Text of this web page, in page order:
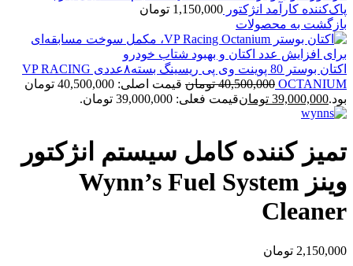
پاک‌کننده کارآمد انژکتور 1,150,000 تومان
بازگشت به محصولات
اکتان بوستر 80 پوینت وی پی ریسینگ بسته۸عددی VP RACING
OCTANIUM
40,500,000 تومان
قیمت اصلی: 40,500,000 تومان
بود.39,000,000 تومانقیمت فعلی: 39,000,000 تومان.
تمیز کننده کامل سيستم انژکتور
وینز Wynn’s Fuel System
Cleaner
2,150,000 تومان